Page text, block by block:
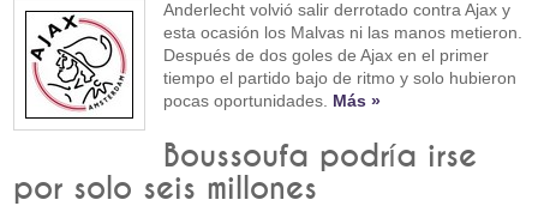
Anderlecht volvió salir derrotado contra Ajax y
esta ocasión los Malvas ni las manos metieron.
Después de dos goles de Ajax en el primer
tiempo el partido bajo de ritmo y solo hubieron
pocas oportunidades. Más »
Boussoufa podría irse
por solo seis millones